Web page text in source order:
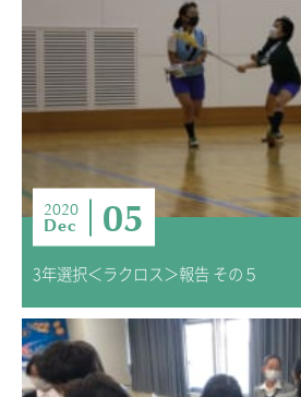
2020
Dec 05
3年選択＜ラクロス＞報告 その５